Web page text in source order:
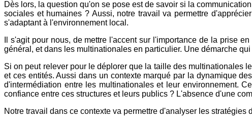
Dès lors, la question qu'on se pose est de savoir si la
sociales et humaines ? Aussi, notre travail va permettre
s'adaptant à l'environnement local.
Il s'agit pour nous, de mettre l'accent sur l'importance de la prise
général, et dans les multinationales en particulier. Une démarche
Si on peut relever pour le déplorer que la taille des multinationales
et ces entités. Aussi dans un contexte marqué par la dynamique
d'intermédiation entre les multinationales et leur environnement.
confiance entre ces structures et leurs publics ? L'absence d'une
Notre travail dans ce contexte va permettre d'analyser les